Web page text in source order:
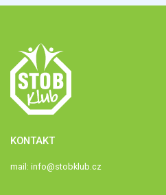
KONTAKT
mail: info@stobklub.cz